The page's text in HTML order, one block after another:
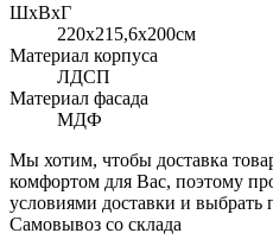
ШхВхГ
220x215,6х200см
Материал корпуса
ЛДСП
Материал фасада
МДФ
Мы хотим, чтобы доставка
комфортом для Вас, поэтому
условиями доставки и выбрать
Самовывоз со склада